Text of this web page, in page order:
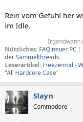
Rein vom Gefühl her
im Idle.
Irgendwann
Nützliches: FAQ neuer PC |
der Sammelthreads
Leserartikel: Freezemod -
"All Hardcore Case"
Slayn
Commodore